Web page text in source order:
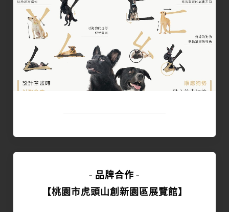
- 品牌合作 -
【桃園市虎頭山創新園區展覽館】